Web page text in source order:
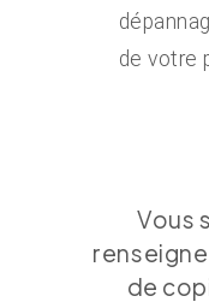
de votre
Vous
de